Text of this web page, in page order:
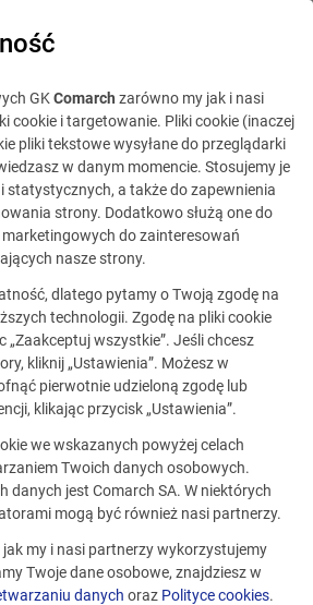
już
oferty
GKComarch zarówno my jak i nasi
cookie i targetowanie. Pliki cookie (inaczej
pliki tekstowe wysyłane do przeglądarki
w danym momencie. Stosujemy je
statystycznych, a także do zapewnienia
strony. Dodatkowo służą one do
do zainteresowań
nasze strony.
dlatego pytamy o Twoją zgodę na
technologii. Zgodę na pliki cookie
„Zaakceptuj wszystkie”. Jeśli chcesz
kliknij „Ustawienia”. Możesz w
pierwotnie udzieloną zgodę lub
klikając przycisk „Ustawienia”.
we wskazanych powyżej celach
Twoich danych osobowych.
danych jest Comarch SA. W niektórych
mogą być również nasi partnerzy.
my i nasi partnerzy wykorzystujemy
Twoje dane osobowe, znajdziesz w
danych oraz Polityce cookies.